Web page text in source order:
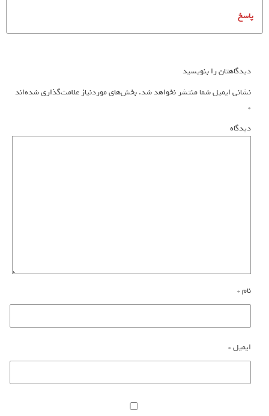
پاسخ
دیدگاهتان را بنویسید
نشانی ایمیل شما منتشر نخواهد شد.بخش‌های موردنیاز علامت‌گذاری شده‌اند
*
دیدگاه
نام*
ایمیل*